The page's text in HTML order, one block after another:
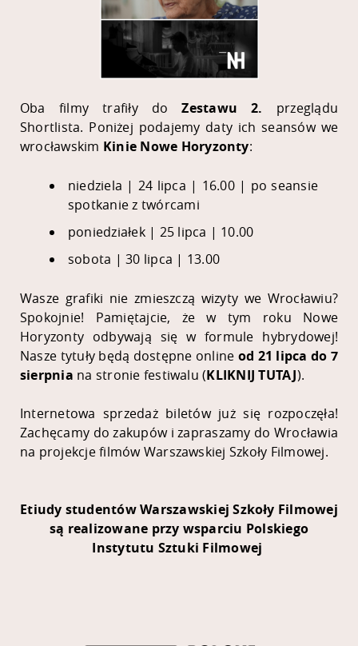
Oba filmy trafiły doZestawu 2. przeglądu
Shortlista. Poniżej podajemy daty ich seansów we
wrocławskim Kinie Nowe Horyzonty:
niedziela | 24 lipca | 16.00 | po seansie
spotkanie z twórcami
poniedziałek | 25 lipca | 10.00
sobota | 30 lipca | 13.00
Wasze grafiki nie zmieszczą wizyty we Wrocławiu?
Spokojnie! Pamiętajcie, że w tym roku Nowe
Horyzonty odbywają się w formule hybrydowej!
Nasze tytuły będą dostępne online od 21 lipca do 7
sierpnia na stronie festiwalu (KLIKNIJ TUTAJ).
Internetowa sprzedaż biletów już się rozpoczęła!
Zachęcamy do zakupów i zapraszamy do Wrocławia
na projekcje filmów Warszawskiej Szkoły Filmowej.
Etiudy studentów Warszawskiej Szkoły Filmowej
są realizowane przy wsparciu Polskiego
Instytutu Sztuki Filmowej